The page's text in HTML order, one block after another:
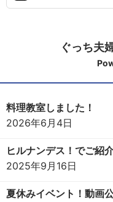
ぐっち夫
料理教室しました！
2026年6月4日
ヒルナンデス！でご紹
2025年9月16日
夏休みイベント！動画